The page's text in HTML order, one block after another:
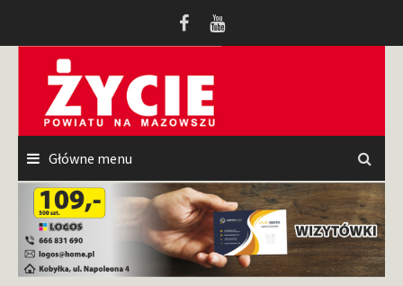
Główne menu